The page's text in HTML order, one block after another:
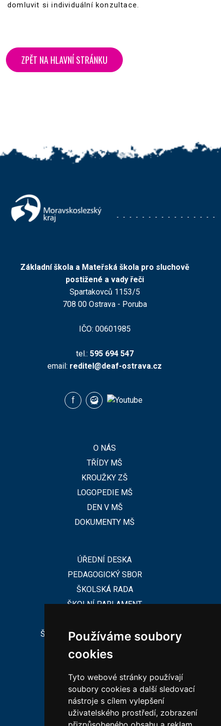
Používáme soubory
cookies
Tyto webové stránky používají
soubory cookies a další sledovací
nástroje s cílem vylepšení
uživatelského prostředí, zobrazení
domluvit si individuální konzultace.
ZPĚT NA HLAVNÍ STRÁNKU
Základní škola a Mateřská škola pro sluchově
postižené a vady řeči
Spartakovců 1153/5
708 00 Ostrava - Poruba
IČO: 00601985
tel.: 595 694 547
email: reditel@deaf-ostrava.cz
O NÁS
TŘÍDY MŠ
KROUŽKY ZŠ
LOGOPEDIE MŠ
DEN V MŠ
DOKUMENTY MŠ
ÚŘEDNÍ DESKA
PEDAGOGICKÝ SBOR
ŠKOLSKÁ RADA
ŠKOLNÍ PARLAMENT
ŠKOLNÍ PORADENSKÉ PRACOVIŠTĚ
CHARAKTERISTIKA ZŠ
CHARAKTERISTIKA MŠ
VEŘEJNÉ ZAKÁZKY
PODPORUJÍ NÁS